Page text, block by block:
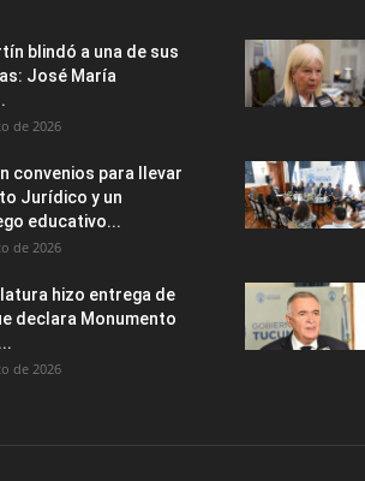
blindó a una de sus
José María
de 2026
convenios para llevar
Jurídico y un
educativo...
de 2026
hizo entrega de
declara Monumento
de 2026